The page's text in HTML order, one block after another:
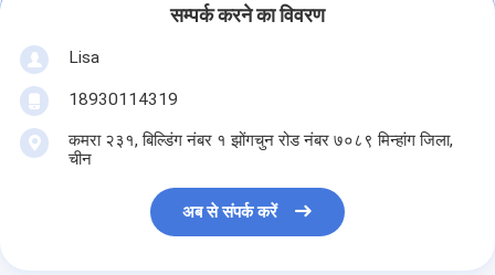
सम्पर्क करने का विवरण
Lisa
18930114319
कमरा २३१, बिल्डिंग नंबर १ झोंगचुन रोड नंबर ७०८९ मिन्हांग जिला,
चीन
अब से संपर्क करें